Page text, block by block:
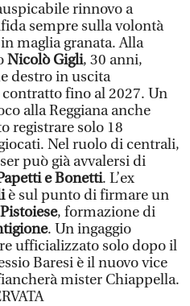
rinnovo a
sempre sulla volontà
maglia granata. Alla
Nicolò Gigli, 30 anni,
destro in uscita
fino al 2027. Un
alla Reggiana anche
registrare solo 18
Nel ruolo di centrali,
può già avvalersi di
e Bonetti. L’ex
è sul punto di firmare un
Pistoiese, formazione di
. Un ingaggio
ufficializzato solo dopo il
Baresi è il nuovo vice
mister Chiappella.